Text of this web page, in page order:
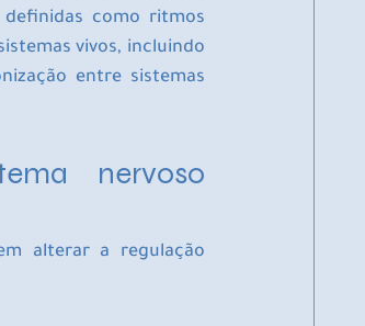
definidas como ritmos
vivos, incluindo
entre sistemas
nervoso
alterar a regulação